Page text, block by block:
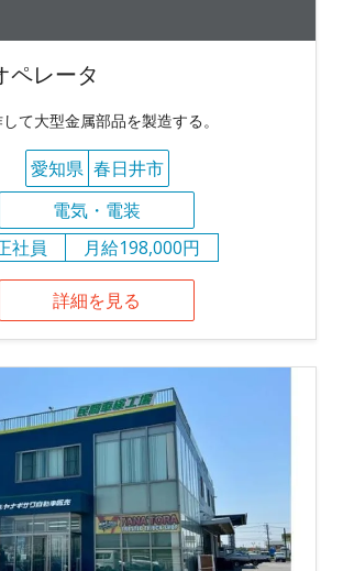
ペレータ
て大型金属部品を製造する。
愛知県 春日井市
電気・電装
社員
月給198,000円
詳細を見る